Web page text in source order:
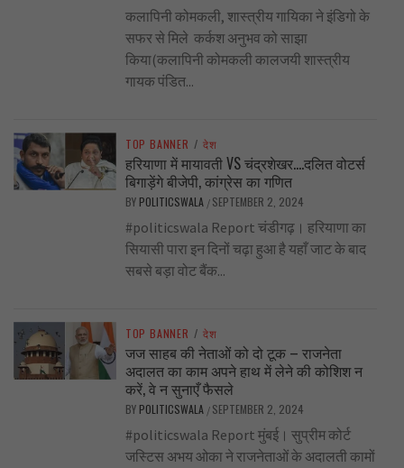
कलापिनी कोमकली, शास्त्रीय गायिका ने इंडिगो के
सफर से मिले कर्कश अनुभव को साझा
किया(कलापिनी कोमकली कालजयी शास्त्रीय
गायक पंडित...
TOP BANNER / देश
हरियाणा में मायावती VS चंद्रशेखर….दलित वोटर्स
बिगाड़ेंगे बीजेपी, कांग्रेस का गणित
BY POLITICSWALA / SEPTEMBER 2, 2024
#politicswala Report चंडीगढ़। हरियाणा का
सियासी पारा इन दिनों चढ़ा हुआ है यहाँ जाट के बाद
सबसे बड़ा वोट बैंक...
TOP BANNER / देश
जज साहब की नेताओं को दो टूक – राजनेता
अदालत का काम अपने हाथ में लेने की कोशिश न
करें, वे न सुनाएँ फैसले
BY POLITICSWALA / SEPTEMBER 2, 2024
#politicswala Report मुंबई। सुप्रीम कोर्ट
जस्टिस अभय ओका ने राजनेताओं के अदालती कामों